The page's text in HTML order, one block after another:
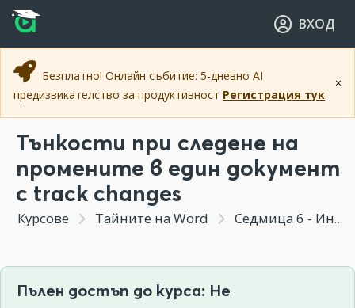
Прескочи към основното съдържание
Прескочи към навигацията
ВХОД
×
Безплатно! Онлайн събитие: 5-дневно AI
предизвикателство за продуктивност Регистрация тук.
Тънкости при следене на
промените в един документ
с track changes
Курсове Тайните на Word Седмица 6 - Инструменти за по-ефективна работа, когато повече хора работят с един документ
Пълен достъп до курса: Не